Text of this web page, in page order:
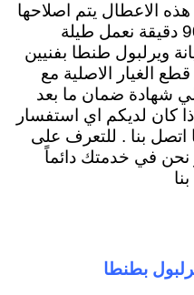
الاعطال يتم اصلاحها
في وقت قصير قد لا يتجاور 90 دقيقة نعمل طيلة
ويرلبول طنطا بفنيين
الغيار الاصلية مع
شهادة ضمان ما بعد
كان لديكم اي استفسار
بنا . للتعرف على
نحن في خدمتك دائماً
بطنطا